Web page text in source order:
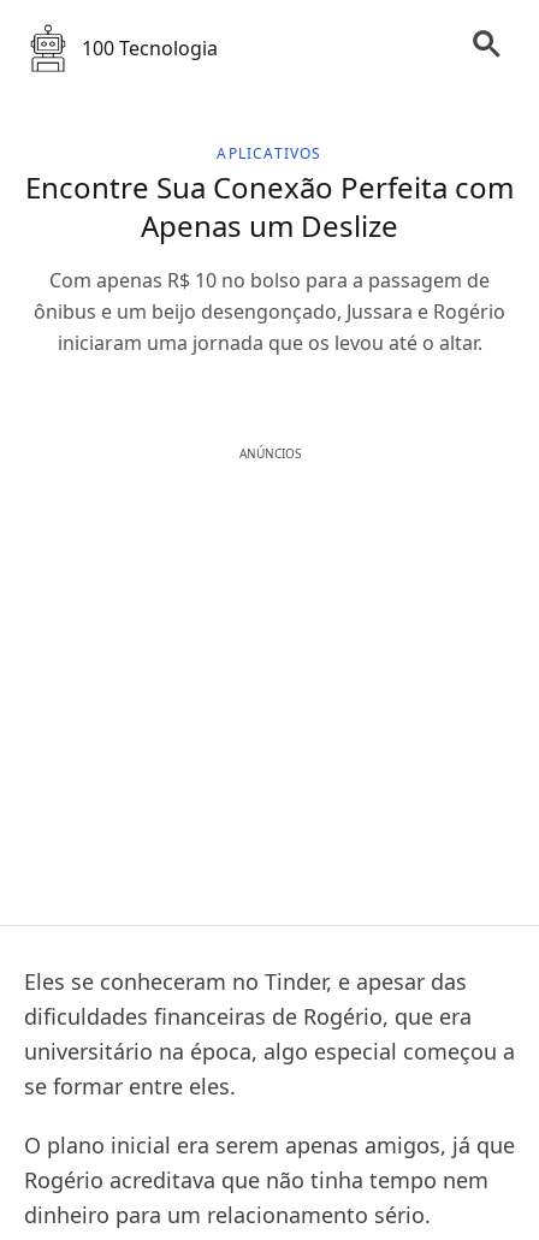
100 Tecnologia
APLICATIVOS
Encontre Sua Conexão Perfeita com
Apenas um Deslize
Com apenas R$ 10 no bolso para a passagem de
ônibus e um beijo desengonçado, Jussara e Rogério
iniciaram uma jornada que os levou até o altar.
ANÚNCIOS
Eles se conheceram no Tinder, e apesar das
dificuldades financeiras de Rogério, que era
universitário na época, algo especial começou a
se formar entre eles.
O plano inicial era serem apenas amigos, já que
Rogério acreditava que não tinha tempo nem
dinheiro para um relacionamento sério.